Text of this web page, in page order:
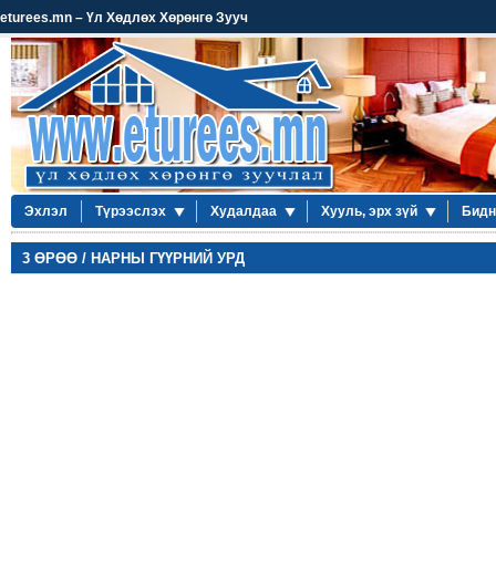
eturees.mn – Үл Хөдлөх Хөрөнгө Зууч
Эхлэл Түрээслэх Худалдаа Хууль, эрх зүй
3 ӨРӨӨ / НАРНЫ ГҮҮРНИЙ УРД